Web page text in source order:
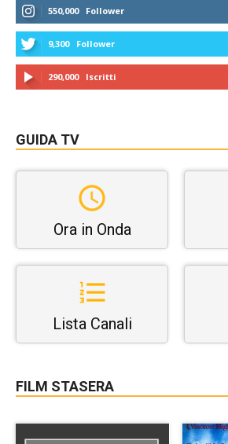
550,000 Follower
9,300 Follower
290,000 Iscritti
GUIDA TV
Ora in Onda
Lista Canali
FILM STASERA